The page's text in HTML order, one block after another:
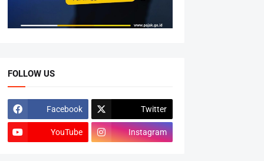
FOLLOW US
Facebook Twitter
YouTube Instagram